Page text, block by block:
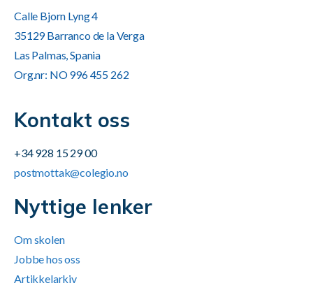
Calle Bjorn Lyng 4
35129 Barranco de la Verga
Las Palmas, Spania
Org.nr: NO 996 455 262
Kontakt oss
+34 928 15 29 00
postmottak@colegio.no
Nyttige lenker
Om skolen
Jobbe hos oss
Artikkelarkiv